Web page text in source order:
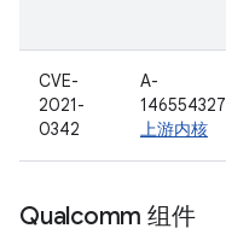
CVE-
2021-
0342
A-
146554327
上游内核
Qualcomm 组件